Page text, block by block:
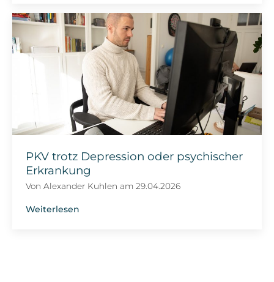
PKV trotz Depression oder psychischer
Erkrankung
VonAlexander Kuhlen am29.04.2026
Weiterlesen